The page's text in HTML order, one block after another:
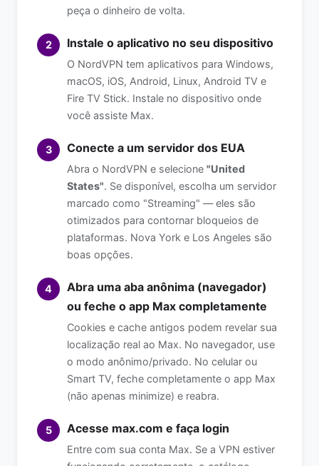
peça o dinheiro de volta.
2 Instale o aplicativo no seu dispositivo
O NordVPN tem aplicativos para Windows,
macOS, iOS, Android, Linux, Android TV e
Fire TV Stick. Instale no dispositivo onde
você assiste Max.
3 Conecte a um servidor dos EUA
Abra o NordVPN e selecione "United
States". Se disponível, escolha um servidor
marcado como "Streaming" — eles são
otimizados para contornar bloqueios de
plataformas. Nova York e Los Angeles são
boas opções.
4
Abra uma aba anônima (navegador)
ou feche o app Max completamente
Cookies e cache antigos podem revelar sua
localização real ao Max. No navegador, use
o modo anônimo/privado. No celular ou
Smart TV, feche completamente o app Max
(não apenas minimize) e reabra.
5 Acesse max.com e faça login
Entre com sua conta Max. Se a VPN estiver